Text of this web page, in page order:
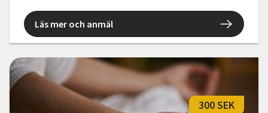
Läs mer och anmäl
300 SEK